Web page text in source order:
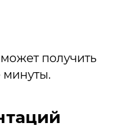
получить
минуты.